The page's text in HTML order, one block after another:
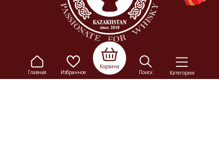
Главная Избранное
Корзина
Поиск
Категории